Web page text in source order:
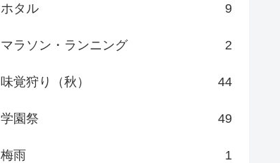
ホタル 9
マラソン・ランニング 2
味覚狩り（秋） 44
学園祭 49
梅雨 1